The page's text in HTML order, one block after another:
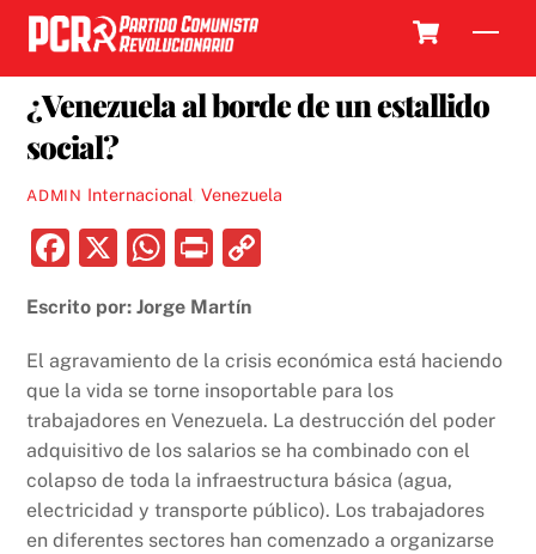
Skip
content
¿Venezuela al borde de un estallido
social?
ADMIN Internacional Venezuela
F
c
e
b
o
o
k
X
W
at
s
A
p
p
P
nt
y
Li
n
k
Escrito por: Jorge Martín
El agravamiento de la crisis económica está haciendo
que la vida se torne insoportable para los
trabajadores en Venezuela. La destrucción del poder
adquisitivo de los salarios se ha combinado con el
colapso de toda la infraestructura básica (agua,
electricidad y transporte público). Los trabajadores
en diferentes sectores han comenzado a organizarse